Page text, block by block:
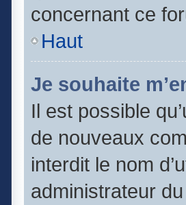
concernant ce
Haut
Je souhaite
Il est possible
de nouveaux
interdit le nom
administrateur